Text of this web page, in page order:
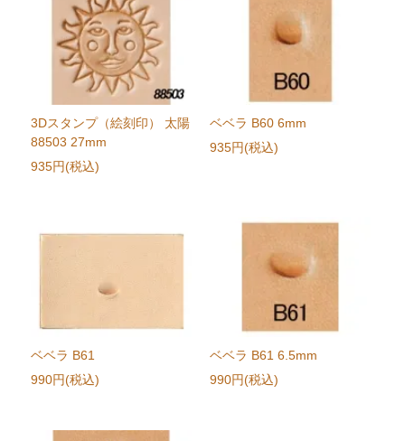
3Dスタンプ（絵刻印） 太陽
88503 27mm
935円(税込)
ベベラ B60 6mm
935円(税込)
ベベラ B61
990円(税込)
ベベラ B61 6.5mm
990円(税込)